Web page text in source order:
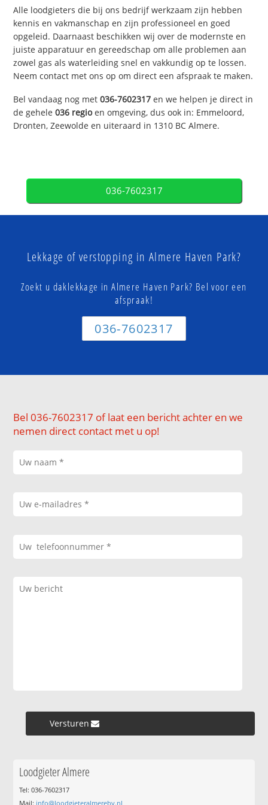
Alle loodgieters die bij ons bedrijf werkzaam zijn hebben
kennis en vakmanschap en zijn professioneel en goed
opgeleid. Daarnaast beschikken wij over de modernste en
juiste apparatuur en gereedschap om alle problemen aan
zowel gas als waterleiding snel en vakkundig op te lossen.
Neem contact met ons op om direct een afspraak te maken.
Bel vandaag nog met036-7602317 en we helpen je direct in
de gehele036 regioen omgeving, dus ook in: Emmeloord,
Dronten, Zeewolde en uiteraard in 1310 BC Almere.
036-7602317
Lekkage of verstopping in Almere Haven Park?
Zoekt u daklekkage in Almere Haven Park? Bel voor een
afspraak!
036-7602317
Bel 036-7602317 of laat een bericht achter en we
nemen direct contact met u op!
Versturen »
Loodgieter Almere
Tel: 036-7602317
Mail: info@loodgieteralmerebv.nl